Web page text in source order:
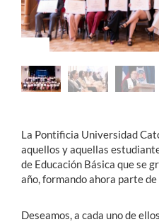
Estudiantes
Académicos
Funcionarios
English
La Pontificia Universidad
aquellos y aquellas
de Educación Básica que se
año, formando ahora parte
Deseamos, a cada uno de